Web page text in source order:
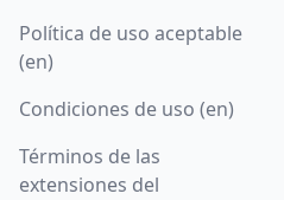
Política de uso aceptable
(en)
Condiciones de uso (en)
Términos de las
extensiones del